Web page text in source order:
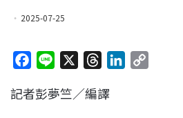
2025-07-25
c
n
r
記者彭夢竺／編譯